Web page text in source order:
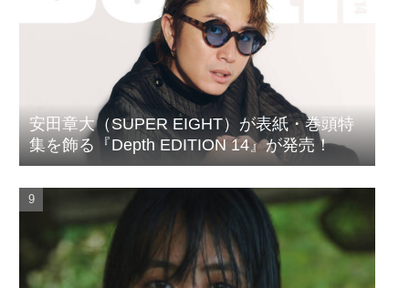
安田章大（SUPER EIGHT）が表紙・巻頭特
集を飾る『Depth EDITION 14』が発売！